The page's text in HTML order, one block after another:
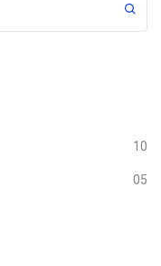
10
05